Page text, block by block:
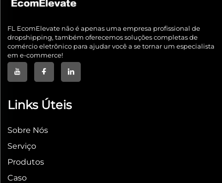
FL EcomElevate não é apenas uma empresa profissional de
dropshipping, também oferecemos soluções completas de
comércio eletrônico para ajudar você a se tornar um especialista
em e-commerce!
Links Úteis
Sobre Nós
Serviço
Produtos
Caso